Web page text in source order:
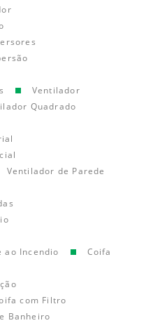
Ventilador
Quadrado
Ventilador de Parede
ao Incendio
Coifa
com Filtro
Banheiro